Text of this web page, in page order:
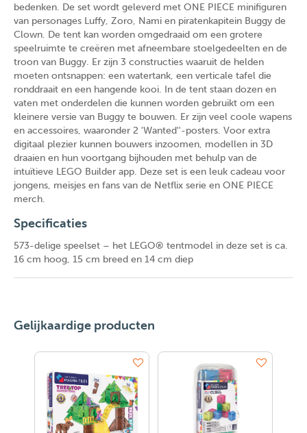
bedenken. De set wordt geleverd met ONE PIECE minifiguren
van personages Luffy, Zoro, Nami en piratenkapitein Buggy de
Clown. De tent kan worden omgedraaid om een grotere
speelruimte te creëren met afneembare stoelgedeelten en de
troon van Buggy. Er zijn 3 constructies waaruit de helden
moeten ontsnappen: een watertank, een verticale tafel die
ronddraait en een hangende kooi. In de tent staan dozen en
vaten met onderdelen die kunnen worden gebruikt om een
kleinere versie van Buggy te bouwen. Er zijn veel coole wapens
en accessoires, waaronder 2 'Wanted''-posters. Voor extra
digitaal plezier kunnen bouwers inzoomen, modellen in 3D
draaien en hun voortgang bijhouden met behulp van de
intuïtieve LEGO Builder app. Deze set is een leuk cadeau voor
jongens, meisjes en fans van de Netflix serie en ONE PIECE
merch.
Specificaties
573-delige speelset – het LEGO® tentmodel in deze set is ca.
16 cm hoog, 15 cm breed en 14 cm diep
Gelijkaardige producten